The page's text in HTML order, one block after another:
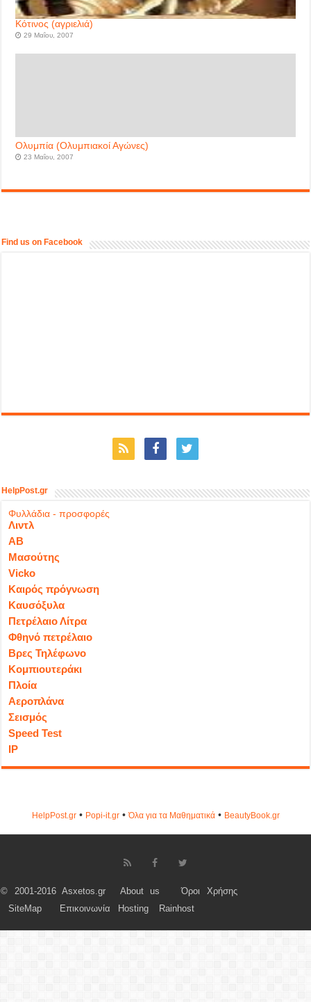
Κότινος (αγριελιά)
29 Μαΐου, 2007
Ολυμπία (Ολυμπιακοί Αγώνες)
23 Μαΐου, 2007
Find us on Facebook
HelpPost.gr
Φυλλάδια - προσφορές
Λιντλ
ΑΒ
Μασούτης
Vicko
Καιρός πρόγνωση
Καυσόξυλα
Πετρέλαιο Λίτρα
Φθηνό πετρέλαιο
Βρες Τηλέφωνο
Κομπιουτεράκι
Πλοία
Αεροπλάνα
Σεισμός
Speed Test
IP
HelpPost.gr• Popi-it.gr•Όλα για τα Μαθηματικά• ΒeautyΒook.gr
© 2001-2016 Asxetos.gr About us
Όροι Χρήσης
SiteMap
Επικοινωνία Hosting Rainhost